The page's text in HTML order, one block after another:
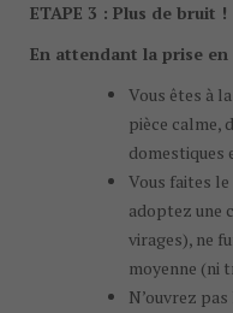
ETAPE 3 : Plus de bruit !
En attendant la prise en
Vous êtes à
pièce calme,
domestiques
Vous faites le
adoptez une
virages), ne
moyenne (ni
N’ouvrez